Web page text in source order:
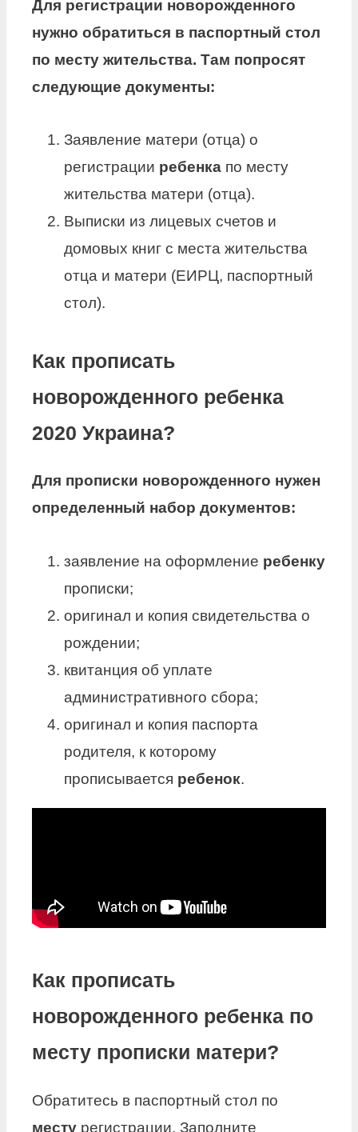
Для регистрации новорожденного
нужно обратиться в паспортный стол
по месту жительства. Там попросят
следующие документы:
Заявление матери (отца) о
регистрации ребенка по месту
жительства матери (отца).
Выписки из лицевых счетов и
домовых книг с места жительства
отца и матери (ЕИРЦ, паспортный
стол).
Как прописать
новорожденного ребенка
2020 Украина?
Для прописки новорожденного нужен
определенный набор документов:
заявление на оформление ребенку
прописки;
оригинал и копия свидетельства о
рождении;
квитанция об уплате
административного сбора;
оригинал и копия паспорта
родителя, к которому
прописывается ребенок.
Как прописать
новорожденного ребенка по
месту прописки матери?
Обратитесь в паспортный стол по
месту регистрации. Заполните